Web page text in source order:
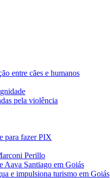
entre cães e humanos
pela violência
para fazer PIX
Perillo
Aava Santiago em Goiás
e impulsiona turismo em Goiás